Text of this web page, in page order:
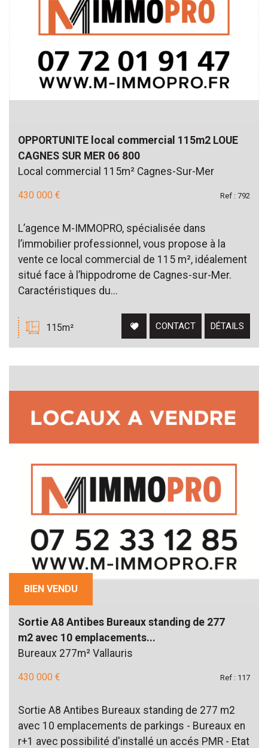
OPPORTUNITE local commercial 115m2 LOUE
CAGNES SUR MER 06 800
Local commercial 115m² Cagnes-Sur-Mer
430 000 € Ref : 792
L’agence M-IMMOPRO, spécialisée dans
l’immobilier professionnel, vous propose à la
vente ce local commercial de 115 m², idéalement
situé face à l’hippodrome de Cagnes-sur-Mer.
Caractéristiques du...
115m² CONTACT DÉTAILS
BIEN VENDU
Sortie A8 Antibes Bureaux standing de 277
m2 avec 10 emplacements...
Bureaux 277m² Vallauris
430 000 € Ref : 117
Sortie A8 Antibes Bureaux standing de 277 m2
avec 10 emplacements de parkings - Bureaux en
r+1 avec possibilité d'installé un accés PMR - Etat